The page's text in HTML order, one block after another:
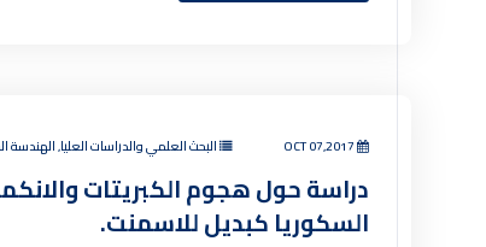
البحث العلمي والدراسات العليا, الهندسة
دراسة حول هجوم الكبريتات
السكوريا كبديل للاسمنت.